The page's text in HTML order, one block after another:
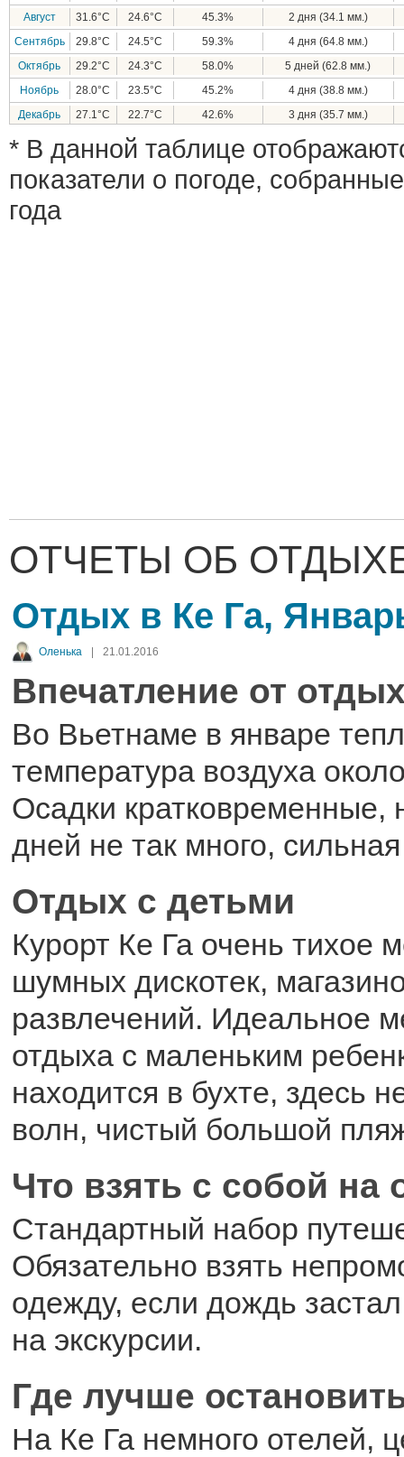
Август
31.6°C 24.6°C 45.3%
2 дня (34.1 мм.)
Сентябрь
29.8°C 24.5°C 59.3%
4 дня (64.8 мм.)
Октябрь
29.2°C 24.3°C 58.0%
5 дней (62.8 мм.)
Ноябрь
28.0°C 23.5°C 45.2%
4 дня (38.8 мм.)
Декабрь
27.1°C 22.7°C 42.6% 3 дня (35.7 мм.)
* В данной таблице
показатели о погоде,
года
ОТЧЕТЫ ОБ
Отдых в Ке Га,
Оленька | 21.01.2016
Впечатление от
Во Вьетнаме в январе
температура воздуха
Осадки кратковременные,
дней не так много,
Отдых с детьми
Курорт Ке Га очень тихое
шумных дискотек,
развлечений. Идеальное
отдыха с маленьким
находится в бухте, здесь
волн, чистый большой
Что взять с собой на
Стандартный набор
Обязательно взять
одежду, если дождь
на экскурсии.
Где лучше
На Ке Га немного отелей,